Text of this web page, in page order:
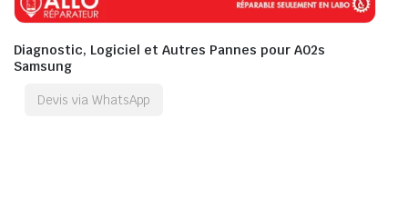
Diagnostic, Logiciel et Autres Pannes pour A02s
Samsung
Devis via WhatsApp